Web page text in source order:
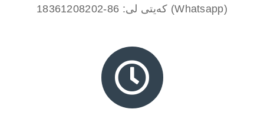
كەيتى لى: 86-18361208202 (Whatsapp)